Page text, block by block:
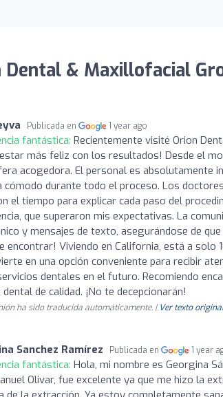
Dental & Maxillofacial
Publicada en 1 year ago
fantástica: Recientemente visité Orion
más feliz con los resultados! Desde el
acogedora. El personal es absolutamente
cómodo durante todo el proceso. Los
el tiempo para explicar cada paso del
que superaron mis expectativas. La
y mensajes de texto, asegurándose de
encontrar! Viviendo en California, está a solo
en una opción conveniente para recibir
dentales en el futuro. Recomiendo
de calidad. ¡No te decepcionarán!
ha sido traducida automáticamente. | Ver texto
Sanchez Ramírez Publicada en 1 year
fantástica: Hola, mi nombre es Georgina
Olivar, fue excelente ya que me hizo la